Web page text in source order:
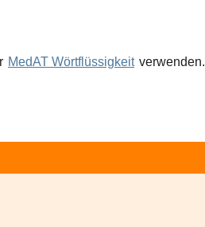
MedAT Wörtflüssigkeit verwenden.